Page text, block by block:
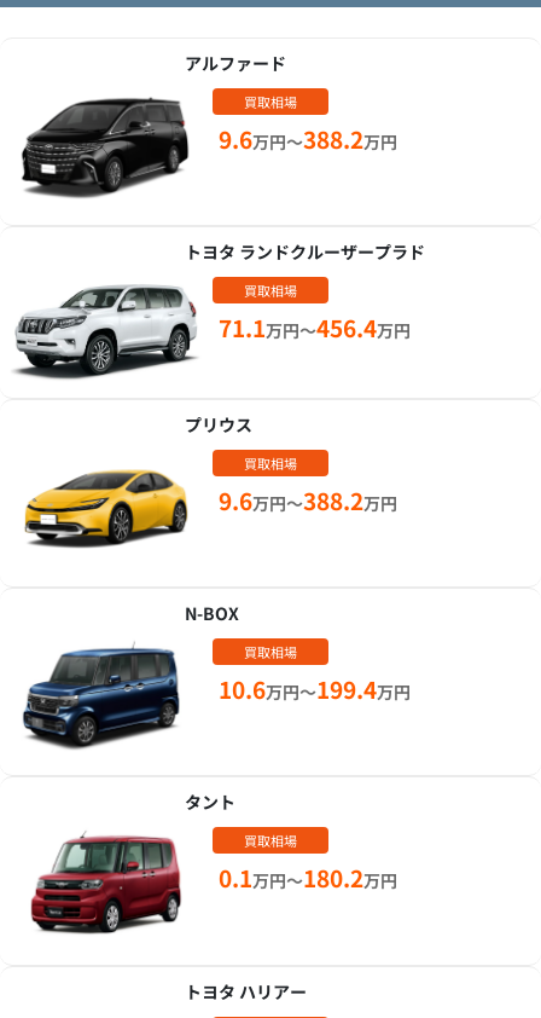
アルファード
買取相場
9.6万円～388.2万円
トヨタ ランドクルーザープラド
買取相場
71.1万円～456.4万円
プリウス
買取相場
9.6万円～388.2万円
N-BOX
買取相場
10.6万円～199.4万円
タント
買取相場
0.1万円～180.2万円
トヨタ ハリアー